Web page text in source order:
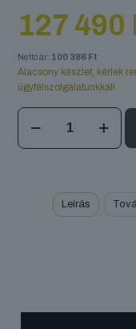
127 490
Nettó ár: 100 386 Ft
Alacsony készlet, kérlek
ügyfélszolgálatunkkal!
CO2
PISTOL
mennyiség
Leírás